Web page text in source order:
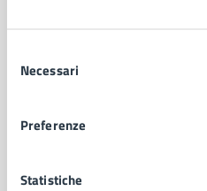
delNecessari
Preferenze
Statistiche
Elenco libri
CONTATTI